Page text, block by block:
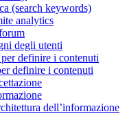
(search keywords)
analytics
degli utenti
definire i contenuti
definire i contenuti
dell’informazione